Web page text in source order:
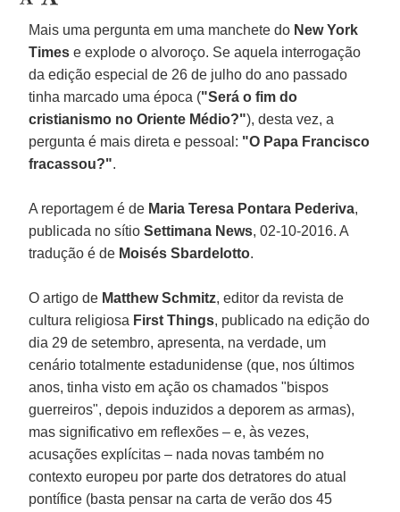
Mais uma pergunta em uma manchete do New York
Times e explode o alvoroço. Se aquela interrogação
da edição especial de 26 de julho do ano passado
tinha marcado uma época ("Será o fim do
cristianismo no Oriente Médio?"), desta vez, a
pergunta é mais direta e pessoal: "O Papa Francisco
fracassou?".
A reportagem é de Maria Teresa Pontara Pederiva,
publicada no sítioSettimana News, 02-10-2016. A
tradução é de Moisés Sbardelotto.
O artigo de Matthew Schmitz, editor da revista de
cultura religiosa First Things, publicado na edição do
dia 29 de setembro, apresenta, na verdade, um
cenário totalmente estadunidense (que, nos últimos
anos, tinha visto em ação os chamados "bispos
guerreiros", depois induzidos a deporem as armas),
mas significativo em reflexões – e, às vezes,
acusações explícitas – nada novas também no
contexto europeu por parte dos detratores do atual
pontífice (basta pensar na carta de verão dos 45